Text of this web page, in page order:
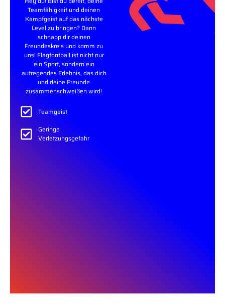
Teamfähigkeit und deinen
Kampfgeist auf das nächste
Level zu bringen? Dann
schnapp dir deinen
Freundeskreis und komm zu
uns! Flagfootball ist nicht nur
ein Sport, sondern ein
aufregendes Erlebnis, das dich
und deine Freunde
zusammenschweißen wird!
Teamgeist
Geringe
Verletzungsgefahr